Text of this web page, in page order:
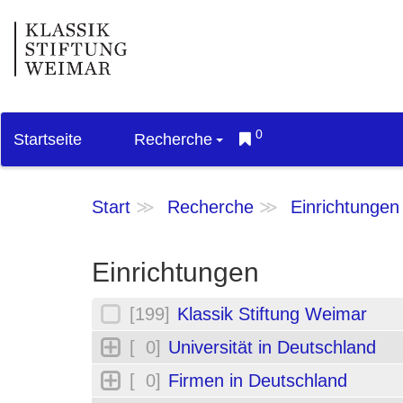
Startseite Recherche 0
Start Recherche Einrichtungen
Einrichtungen
[199] Klassik Stiftung Weimar
[ 0] Universität in Deutschland
[ 0] Firmen in Deutschland